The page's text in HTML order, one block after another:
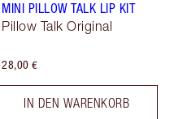
MINI PILLOW TALK LIP KIT
Pillow Talk Original
28,00 €
IN DEN WARENKORB